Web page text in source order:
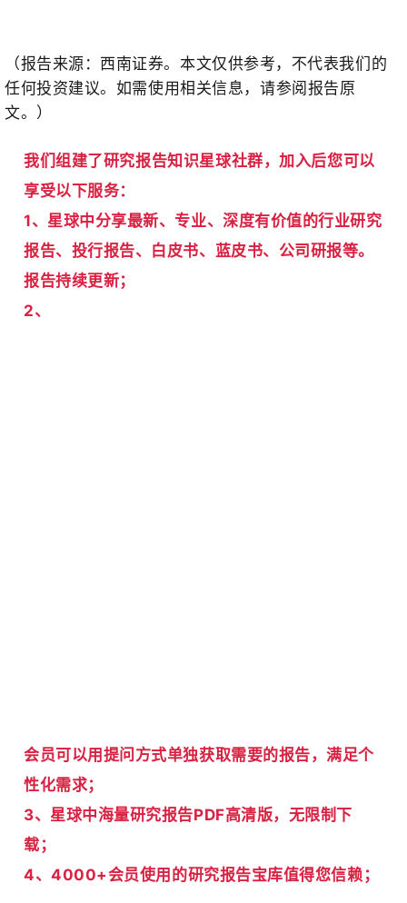
（报告来源： 西南证券。 本文仅供参考，不代表我们的
任何投资建议。 如需使用相关信息，请参阅报告原
文。 ）
我们组建了研究报告知识星球社群，加入后您可以
享受以下服务：
1、星球中分享最新、专业、深度有价值的行业研究
报告、投行报告、白皮书、蓝皮书、公司研报等。
报告持续更新；
2、
会员可以用提问方式单独获取需要的报告，满足个
性化需求；
3、星球中海量研究报告PDF高清版，无限制下
载；
4、4000+会员使用的研究报告宝库值得您信赖；